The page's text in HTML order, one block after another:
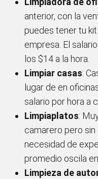
anterior, con la
puedes tener tu
empresa. El
los $14 a la hora.
Limpiar casas:
lugar de en
salario por hora a
Limpiaplatos:
camarero pero
necesidad de
promedio oscila
Limpieza de